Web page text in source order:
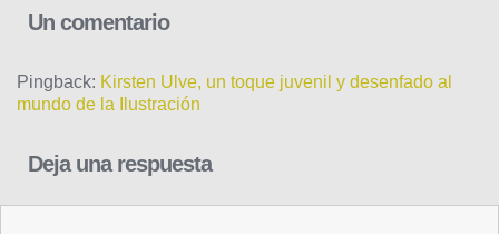
Un comentario
Pingback: Kirsten Ulve, un toque juvenil y desenfado al
mundo de la Ilustración
Deja una respuesta